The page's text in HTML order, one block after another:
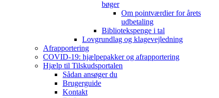
bøger
Om pointværdier for årets
udbetaling
Bibliotekspenge i tal
Lovgrundlag og klagevejledning
Afrapportering
COVID-19: hjælpepakker og afrapportering
Hjælp til Tilskudsportalen
Sådan ansøger du
Brugerguide
Kontakt